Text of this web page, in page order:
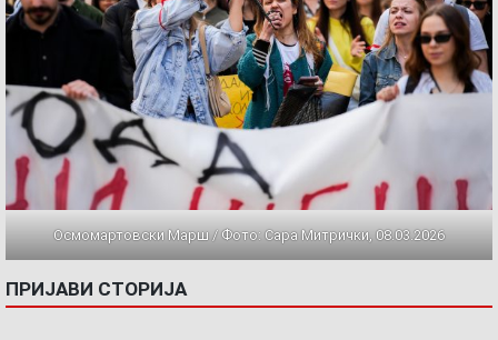
Осмомартовски Марш / Фото: Сара Митрички, 08.03.2026
ПРИЈАВИ СТОРИЈА